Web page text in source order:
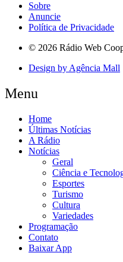
Sobre
Anuncie
Política de Privacidade
© 2026 Rádio Web
Design by Agência Mall
Menu
Home
Últimas Notícias
A Rádio
Notícias
Geral
Ciência e
Esportes
Turismo
Cultura
Variedades
Programação
Contato
Baixar App